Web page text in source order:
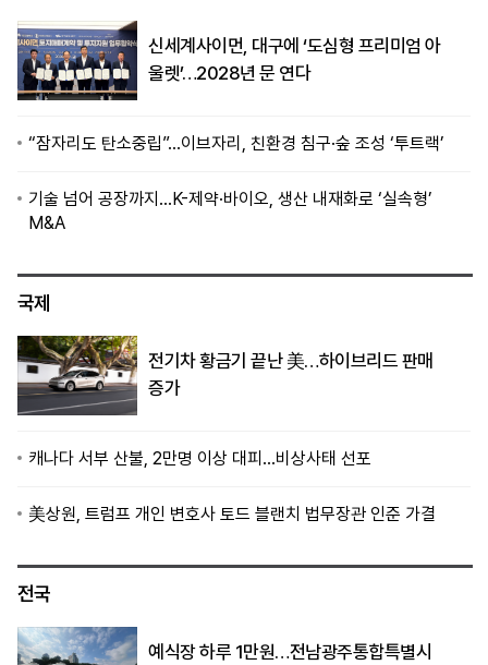
신세계사이먼, 대구에 ‘도심형 프리미엄 아
울렛’…2028년 문 연다
“잠자리도 탄소중립”…이브자리, 친환경 침구·숲 조성 ‘투트랙’
기술 넘어 공장까지…K-제약·바이오, 생산 내재화로 ‘실속형’
M&A
국제
전기차 황금기 끝난 美…하이브리드 판매
증가
캐나다 서부 산불, 2만명 이상 대피…비상사태 선포
美상원, 트럼프 개인 변호사 토드 블랜치 법무장관 인준 가결
전국
예식장 하루 1만원…전남광주통합특별시